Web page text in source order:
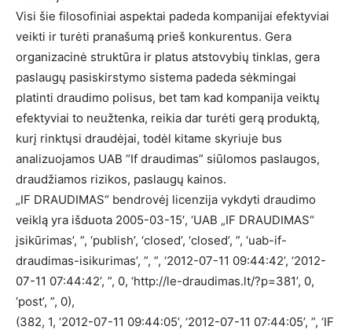
Visi šie filosofiniai aspektai padeda kompanijai efektyviai
veikti ir turėti pranašumą prieš konkurentus. Gera
organizacinė struktūra ir platus atstovybių tinklas, gera
paslaugų pasiskirstymo sistema padeda sėkmingai
platinti draudimo polisus, bet tam kad kompanija veiktų
efektyviai to neužtenka, reikia dar turėti gerą produktą,
kurį rinktųsi draudėjai, todėl kitame skyriuje bus
analizuojamos UAB “If draudimas” siūlomos paslaugos,
draudžiamos rizikos, paslaugų kainos.
„IF DRAUDIMAS“ bendrovėj licenzija vykdyti draudimo
veiklą yra išduota 2005-03-15′, ‘UAB „IF DRAUDIMAS“
įsikūrimas’, ”, ‘publish’, ‘closed’, ‘closed’, ”, ‘uab-if-
draudimas-isikurimas’, ”, ”, ‘2012-07-11 09:44:42’, ‘2012-
07-11 07:44:42’, ”, 0, ‘http://le-draudimas.lt/?p=381’, 0,
‘post’, ”, 0),
(382, 1, ‘2012-07-11 09:44:05’, ‘2012-07-11 07:44:05’, ”, ‘IF